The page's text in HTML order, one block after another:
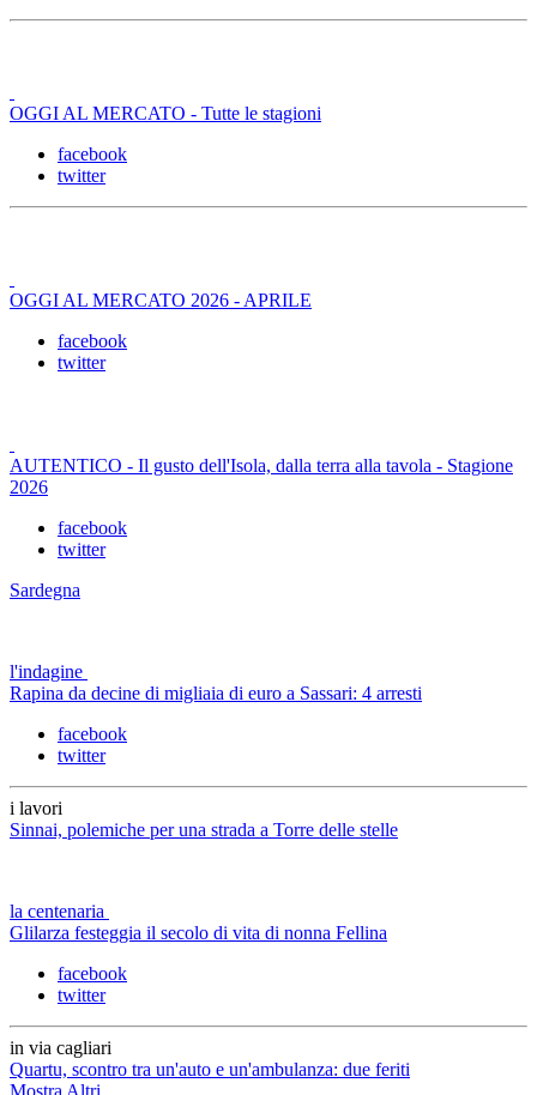
OGGI AL MERCATO - Tutte le stagioni
facebook
twitter
OGGI AL MERCATO 2026 - APRILE
facebook
twitter
AUTENTICO - Il gusto dell'Isola, dalla terra alla tavola - Stagione
2026
facebook
twitter
Sardegna
l'indagine
Rapina da decine di migliaia di euro a Sassari: 4 arresti
facebook
twitter
i lavori
Sinnai, polemiche per una strada a Torre delle stelle
la centenaria
Glilarza festeggia il secolo di vita di nonna Fellina
facebook
twitter
in via cagliari
Quartu, scontro tra un'auto e un'ambulanza: due feriti
Mostra Altri